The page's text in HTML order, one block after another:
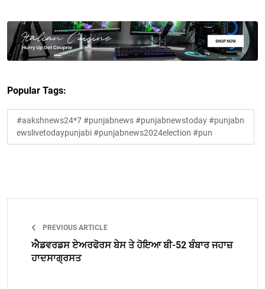
Popular Tags:
#aakshnews24*7 #punjabnews #punjabnewstoday #punjabn
ewslivetodaypunjabi #punjabnews2024election #pun
PREVIOUS ARTICLE
ਐਡਵਰਡਸ ਏਅਰਫੋਰਸ ਬੇਸ ਤੇ ਹੋਇਆ ਬੀ-52 ਬੰਬਾਰ ਜਹਾਜ਼
ਹਾਦਸਾਗ੍ਰਸਤ